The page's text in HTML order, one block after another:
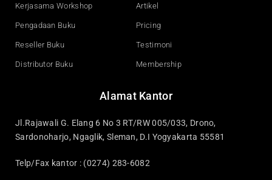
Kerjasama Workshop
Pengadaan Buku
Reseller Buku
Distributor Buku
Artikel
Pricing
Testimoni
Membership
Alamat Kantor
Jl.Rajawali G. Elang 6 No 3 RT/RW 005/033, Drono,
Sardonoharjo, Ngaglik, Sleman, D.I Yogyakarta 55581
Telp/Fax kantor : (0274) 283-6082